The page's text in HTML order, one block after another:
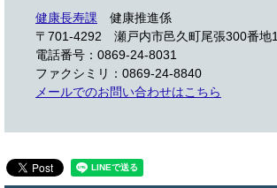
健康長寿課
健康推進係
〒701-4292 瀬戸内市邑久町尾張300番地1
電話番号：0869-24-8031
ファクシミリ：0869-24-8840
メールでのお問い合わせはこちら